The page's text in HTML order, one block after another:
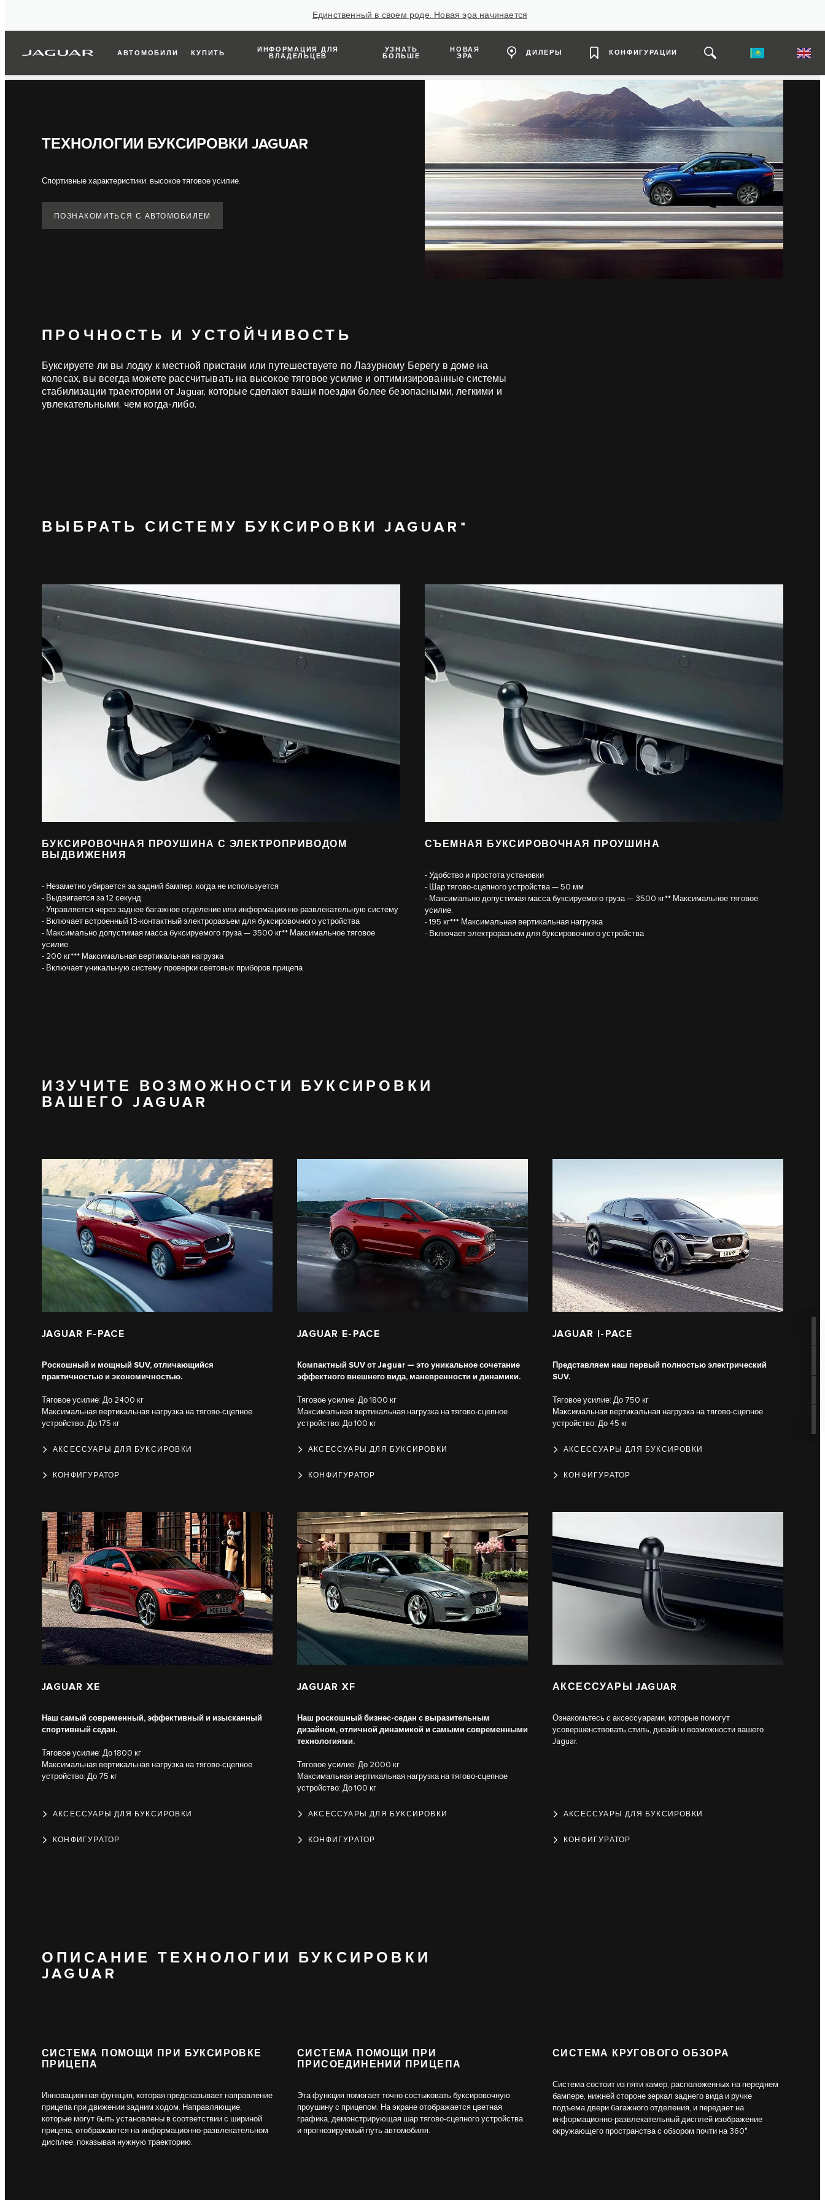
Единственный в своем роде. Новая эра начинается
АВТОМОБИЛИ КУПИТЬ
ИНФОРМАЦИЯ ДЛЯ
ВЛАДЕЛЬЦЕВ
УЗНАТЬ
БОЛЬШЕ
НОВАЯ
ЭРА
ДИЛЕРЫ КОНФИГУРАЦИИ
ТЕХНОЛОГИИ БУКСИРОВКИ JAGUAR
Спортивные характеристики, высокое тяговое усилие.
ПОЗНАКОМИТЬСЯ С АВТОМОБИЛЕМ
ПРОЧНОСТЬ И УСТОЙЧИВОСТЬ
Буксируете ли вы лодку к местной пристани или путешествуете по Лазурному Берегу в доме на
колесах, вы всегда можете рассчитывать на высокое тяговое усилие и оптимизированные системы
стабилизации траектории от Jaguar, которые сделают ваши поездки более безопасными, легкими и
увлекательными, чем когда-либо.
ВЫБРАТЬ СИСТЕМУ БУКСИРОВКИ JAGUAR*
БУКСИРОВОЧНАЯ ПРОУШИНА С ЭЛЕКТРОПРИВОДОМ
ВЫДВИЖЕНИЯ
- Незаметно убирается за задний бампер, когда не используется
- Выдвигается за 12 секунд
- Управляется через заднее багажное отделение или информационно-развлекательную систему
- Включает встроенный 13-контактный электроразъем для буксировочного устройства
- Максимально допустимая масса буксируемого груза — 3500 кг** Максимальное тяговое
усилие.
- 200 кг*** Максимальная вертикальная нагрузка
- Включает уникальную систему проверки световых приборов прицепа
СЪЕМНАЯ БУКСИРОВОЧНАЯ ПРОУШИНА
- Удобство и простота установки
- Шар тягово-сцепного устройства — 50 мм
- Максимально допустимая масса буксируемого груза — 3500 кг** Максимальное тяговое
усилие.
- 195 кг*** Максимальная вертикальная нагрузка
- Включает электроразъем для буксировочного устройства
ИЗУЧИТЕ ВОЗМОЖНОСТИ БУКСИРОВКИ
ВАШЕГО JAGUAR
JAGUAR F-PACE
Роскошный и мощный SUV, отличающийся
практичностью и экономичностью.
Тяговое усилие: До 2400 кг
Максимальная вертикальная нагрузка на тягово-сцепное
устройство: До 175 кг
АКСЕССУАРЫ ДЛЯ БУКСИРОВКИ
КОНФИГУРАТОР
JAGUAR E-PACE
Компактный SUV от Jaguar — это уникальное сочетание
эффектного внешнего вида, маневренности и динамики.
Тяговое усилие: До 1800 кг
Максимальная вертикальная нагрузка на тягово-сцепное
устройство: До 100 кг
АКСЕССУАРЫ ДЛЯ БУКСИРОВКИ
КОНФИГУРАТОР
JAGUAR I-PACE
Представляем наш первый полностью электрический
SUV.
Тяговое усилие: До 750 кг
Максимальная вертикальная нагрузка на тягово-сцепное
устройство: До 45 кг
АКСЕССУАРЫ ДЛЯ БУКСИРОВКИ
КОНФИГУРАТОР
JAGUAR XE
Наш самый современный, эффективный и изысканный
спортивный седан.
Тяговое усилие: До 1800 кг
Максимальная вертикальная нагрузка на тягово-сцепное
устройство: До 75 кг
АКСЕССУАРЫ ДЛЯ БУКСИРОВКИ
КОНФИГУРАТОР
JAGUAR XF
Наш роскошный бизнес-седан с выразительным
дизайном, отличной динамикой и самыми современными
технологиями.
Тяговое усилие: До 2000 кг
Максимальная вертикальная нагрузка на тягово-сцепное
устройство: До 100 кг
АКСЕССУАРЫ ДЛЯ БУКСИРОВКИ
КОНФИГУРАТОР
АКСЕССУАРЫ JAGUAR
Ознакомьтесь с аксессуарами, которые помогут
усовершенствовать стиль, дизайн и возможности вашего
Jaguar.
АКСЕССУАРЫ ДЛЯ БУКСИРОВКИ
КОНФИГУРАТОР
ОПИСАНИЕ ТЕХНОЛОГИИ БУКСИРОВКИ
JAGUAR
СИСТЕМА ПОМОЩИ ПРИ БУКСИРОВКЕ
ПРИЦЕПА
Инновационная функция, которая предсказывает направление
прицепа при движении задним ходом. Направляющие,
которые могут быть установлены в соответствии с шириной
прицепа, отображаются на информационно-развлекательном
дисплее, показывая нужную траекторию.
СИСТЕМА ПОМОЩИ ПРИ
ПРИСОЕДИНЕНИИ ПРИЦЕПА
Эта функция помогает точно состыковать буксировочную
проушину с прицепом. На экране отображается цветная
графика, демонстрирующая шар тягово-сцепного устройства
и прогнозируемый путь автомобиля.
СИСТЕМА КРУГОВОГО ОБЗОРА
Система состоит из пяти камер, расположенных на переднем
бампере, нижней стороне зеркал заднего вида и ручке
подъема двери багажного отделения, и передает на
информационно-развлекательный дисплей изображение
окружающего пространства с обзором почти на 360°.